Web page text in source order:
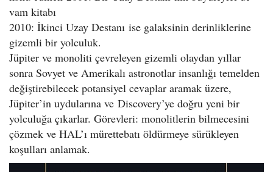
vam kitabı
2010: İkinci Uzay Destanı ise ga­laksinin derinliklerine
gizemli bir yolculuk.
Jüpiter ve monoliti çevreleyen gizemli olay­dan yıllar
sonra Sovyet ve Amerikalı astro­notlar insanlığı temelden
değiştirebilecek potansiyel cevaplar aramak üzere,
Jüpiter’in uydularına ve Discovery’ye doğru yeni bir
yolculuğa çıkarlar. Görevleri: monolitlerin bilmecesini
çözmek ve HAL’ı mürettebatı öl­dürmeye sürükleyen
koşulları anlamak.